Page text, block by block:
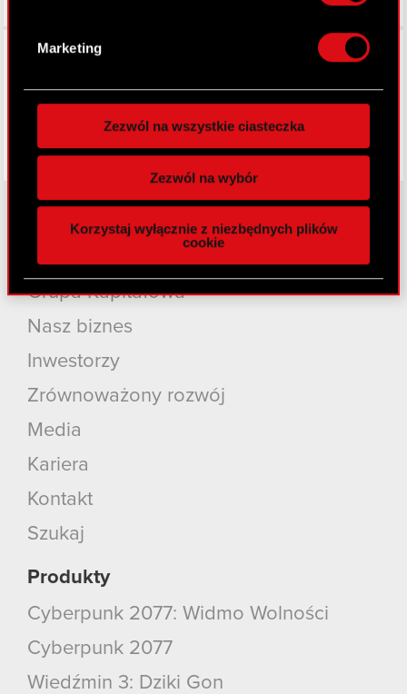
osobiste dane są przetwarzane oraz ustaw własne
preferencje w
. W Deklaracji
zgodę w dowolnej chwili.
Wykorzystujemy pliki cookie do
funkcje społecznościowe i analizować ruch w
naszej witrynie. Informacje o tym, jak korzystasz
z naszej witryny, udostępniamy partnerom
Partnerzy mogą połączyć te informacje z innymi
danymi otrzymanymi od Ciebie lub uzyskanymi
podczas korzystania z ich usług. Kontynuując
używanie plików cookie.
Marketing
Zezwól na wszystkie ciasteczka
Zezwól na wybór
Korzystaj wyłącznie z niezbędnych plików
cookie
Grupa Kapitałowa
Nasz biznes
Inwestorzy
Zrównoważony rozwój
Media
Kariera
Kontakt
Szukaj
Produkty
Cyberpunk 2077: Widmo Wolności
Cyberpunk 2077
Wiedźmin 3: Dziki Gon